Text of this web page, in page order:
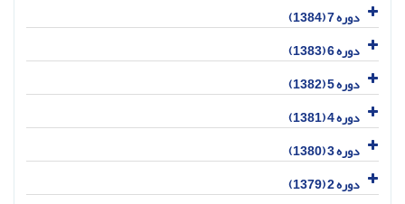
دوره 7 (1384)
دوره 6 (1383)
دوره 5 (1382)
دوره 4 (1381)
دوره 3 (1380)
دوره 2 (1379)